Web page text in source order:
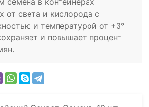
от света и кислорода с
и температурой от +3°
и повышает процент